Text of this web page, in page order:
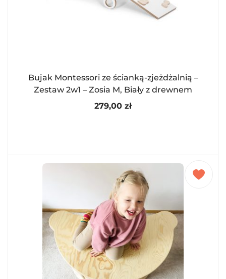
Bujak Montessori ze ścianką-zjeżdżalnią –
Zestaw 2w1 – Zosia M, Biały z drewnem
279,00 zł